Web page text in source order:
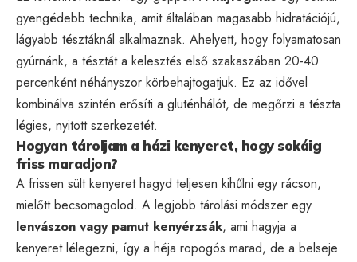
gyengédebb technika, amit általában magasabb hidratációjú,
lágyabb tésztáknál alkalmaznak. Ahelyett, hogy folyamatosan
gyúrnánk, a tésztát a kelesztés első szakaszában 20-40
percenként néhányszor körbehajtogatjuk. Ez az idővel
kombinálva szintén erősíti a gluténhálót, de megőrzi a tészta
légies, nyitott szerkezetét.
Hogyan tároljam a házi kenyeret, hogy sokáig
friss maradjon?
A frissen sült kenyeret hagyd teljesen kihűlni egy rácson,
mielőtt becsomagolod. A legjobb tárolási módszer egy
lenvászon vagy pamut kenyérzsák, ami hagyja a
kenyeret lélegezni, így a héja ropogós marad, de a belseje